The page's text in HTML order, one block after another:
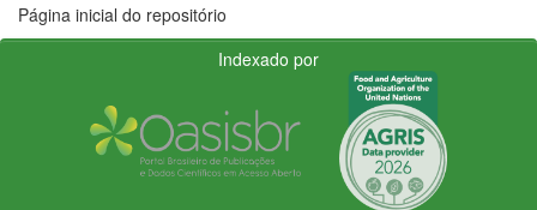
Página inicial do repositório
Indexado por